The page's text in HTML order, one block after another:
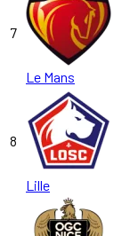
7
Le Mans
8
Lille